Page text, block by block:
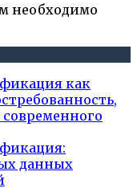
необходимо
как
современного
данных